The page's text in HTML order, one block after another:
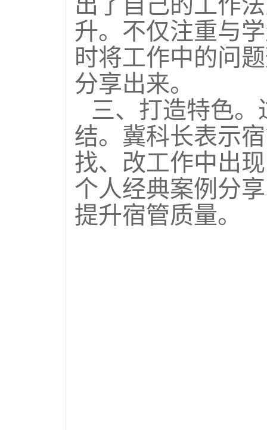
升。不仅注重与
时将工作中的问
分享出来。
三、打造特色
结。冀科长表示
找、改工作中出
个人经典案例分
提升宿管质量。